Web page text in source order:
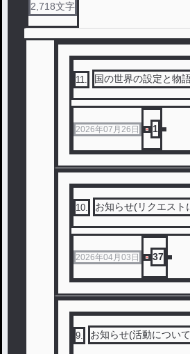
2,718文字
11. 国の世界の設定と物
2026年07月26日 1
10. お知らせ(リクエスト
2026年04月03日 37
9. お知らせ(活動につい